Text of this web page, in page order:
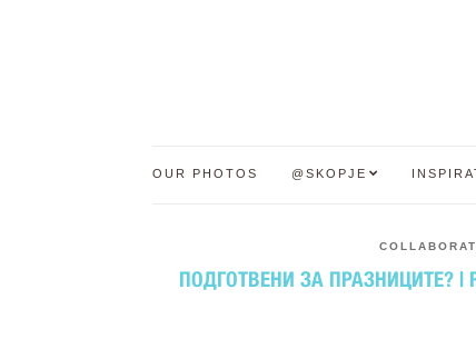
OUR PHOTOS @SKOPJE
ПОДГОТВЕНИ ЗА ПРАЗНИЦИТЕ? |